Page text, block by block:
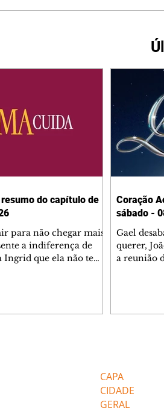
do capítulo de
para não chegar mais
a indiferença de
que ela não tem
no restaurante de
Coração
sábado -
Gael
querer,
a reunião
termina o
CAPA
CIDADE
GERAL